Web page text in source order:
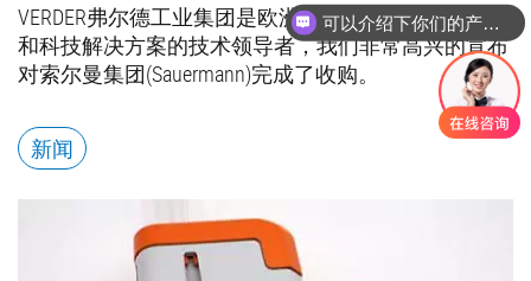
VERDER弗尔德工业集团是欧洲著名的工业泵制造厂家
和科技解决方案的技术领导者，我们非常高兴的宣布
对索尔曼集团(Sauermann)完成了收购。
新闻
可以介绍下你们的产品么